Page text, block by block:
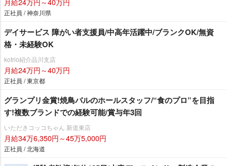
正社員 / 神奈川県
デイサービス 障がい者支援員/中高年活躍中/ブランクOK/無資
格・未経験OK
kotrio紹介品川支店
月給24万円～40万円
正社員 / 東京都
グランプリ金賞!焼鳥バルのホールスタッフ/“食のプロ”を目指
す!複数ブランドでの経験可能/賞与年3回
いただきコッコちゃん 新道東店
月給34万6,350円～45万5,000円
正社員 / 北海道